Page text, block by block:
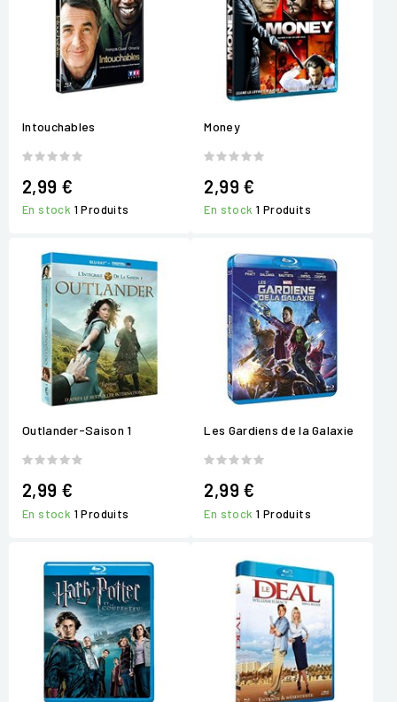
Intouchables
2,99 €
En stock 1 Produits
Money
2,99 €
En stock1 Produits
Outlander-Saison 1
2,99 €
En stock 1 Produits
Les Gardiens de la Galaxie
2,99 €
En stock1 Produits